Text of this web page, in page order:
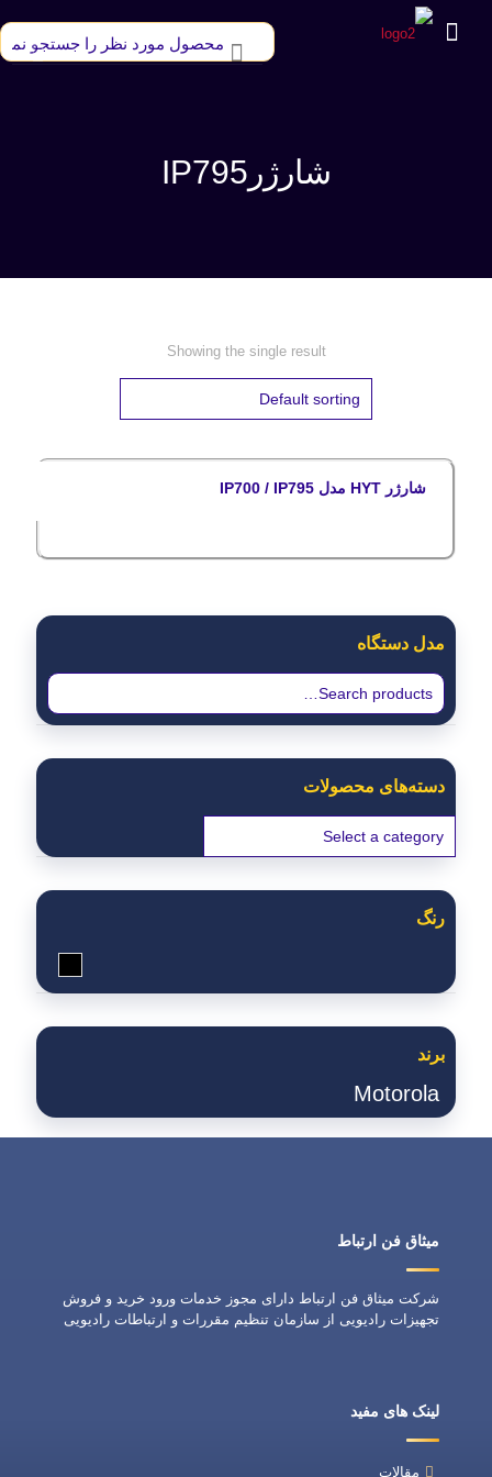
شارژرIP795
Showing the single result
شارژر HYT مدل IP700 / IP795
مدل دستگاه
دسته‌های محصولات
رنگ
برند
Motorola
میثاق فن ارتباط
شرکت میثاق فن ارتباط دارای مجوز خدمات ورود خرید و فروش
تجهیزات رادیویی از سازمان تنظیم مقررات و ارتباطات رادیویی
لینک های مفید
مقالات